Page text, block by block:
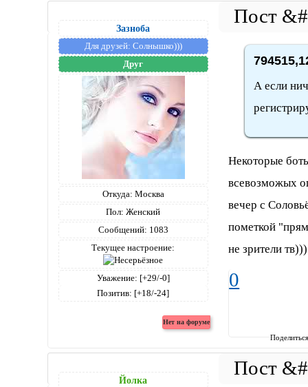
Зазноба
Для друзей: Солнышко)))
Друг
Откуда: Москва
Пол: Женский
Сообщений: 1083
Текущее настроение:
Уважение: [+29/-0]
Позитив: [+18/-24]
А если
Некоторые
всевозможых
вечер с
пометкой
не зрители тв)))
0
Йолка